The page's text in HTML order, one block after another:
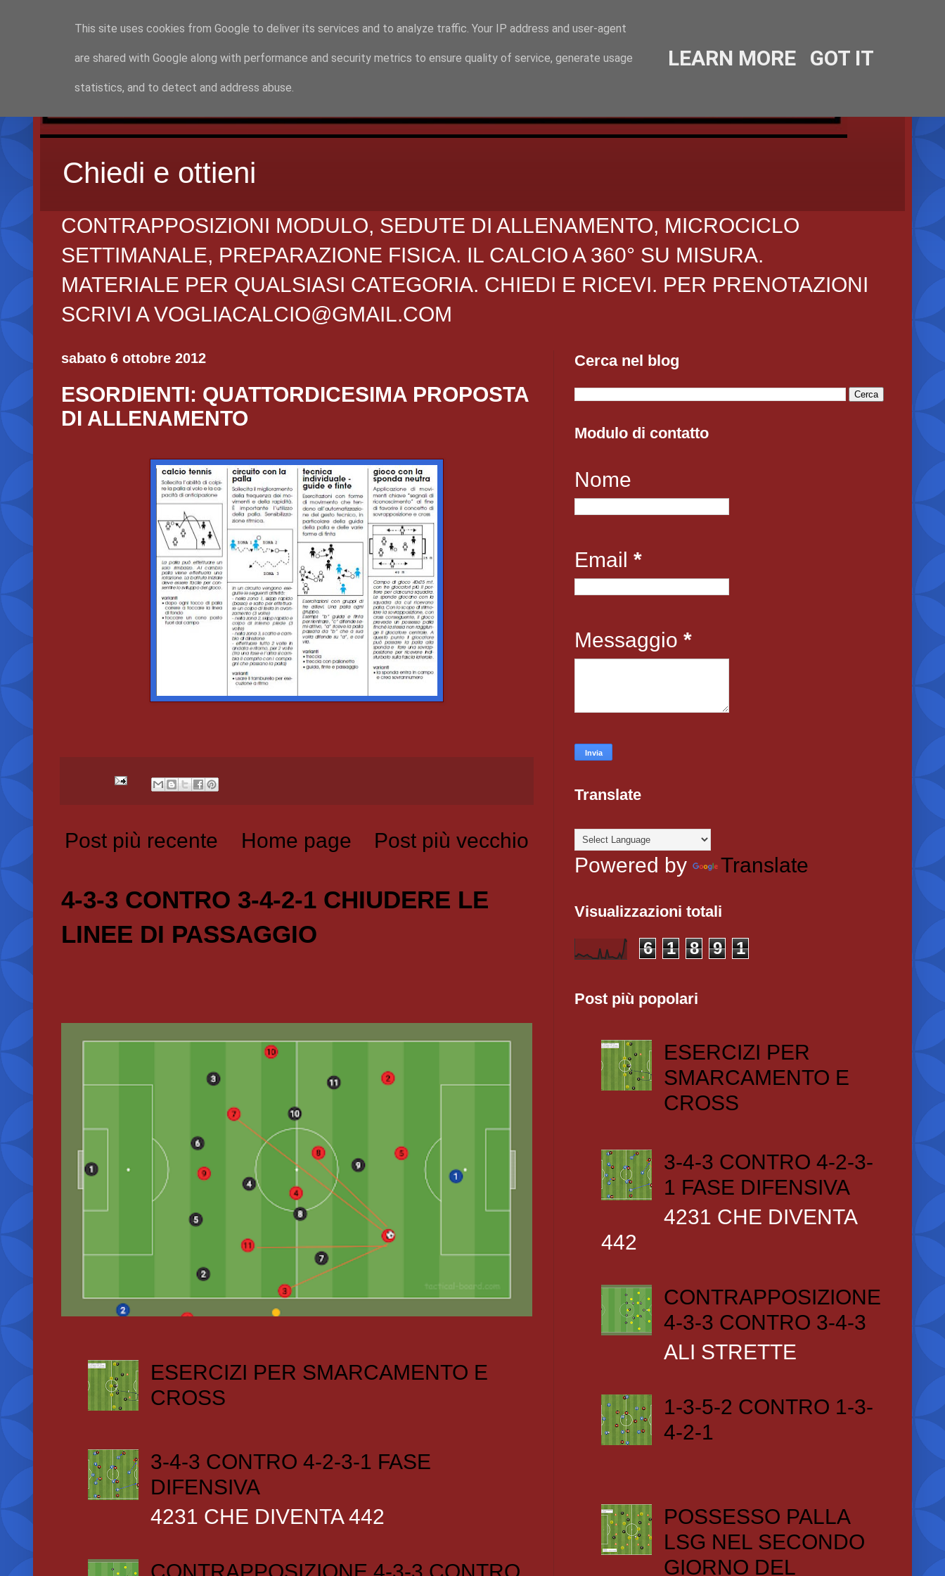
Chiedi e ottieni
CONTRAPPOSIZIONI MODULO, SEDUTE DI ALLENAMENTO, MICROCICLO
SETTIMANALE, PREPARAZIONE FISICA. IL CALCIO A 360° SU MISURA.
MATERIALE PER QUALSIASI CATEGORIA. CHIEDI E RICEVI. PER PRENOTAZIONI
SCRIVI A VOGLIACALCIO@GMAIL.COM
sabato 6 ottobre 2012
ESORDIENTI: QUATTORDICESIMA PROPOSTA
DI ALLENAMENTO
Post più recente Post più vecchio
Home page
4-3-3 CONTRO 3-4-2-1 CHIUDERE LE
LINEE DI PASSAGGIO
ESERCIZI PER SMARCAMENTO E
CROSS
3-4-3 CONTRO 4-2-3-1 FASE
DIFENSIVA
4231 CHE DIVENTA 442
CONTRAPPOSIZIONE 4-3-3 CONTRO
Cerca nel blog
Modulo di contatto
Nome
Email *
Messaggio *
Translate
Powered by Translate
Visualizzazioni totali
6 1 8 9 1
Post più popolari
ESERCIZI PER
SMARCAMENTO E
CROSS
3-4-3 CONTRO 4-2-3-
1 FASE DIFENSIVA
4231 CHE DIVENTA
442
CONTRAPPOSIZIONE
4-3-3 CONTRO 3-4-3
ALI STRETTE
1-3-5-2 CONTRO 1-3-
4-2-1
POSSESSO PALLA
LSG NEL SECONDO
GIORNO DEL
This site uses cookies from Google to deliver its services and to analyze traffic. Your IP address and user-agent
are shared with Google along with performance and security metrics to ensure quality of service, generate usage
statistics, and to detect and address abuse.
LEARN MORE GOT IT